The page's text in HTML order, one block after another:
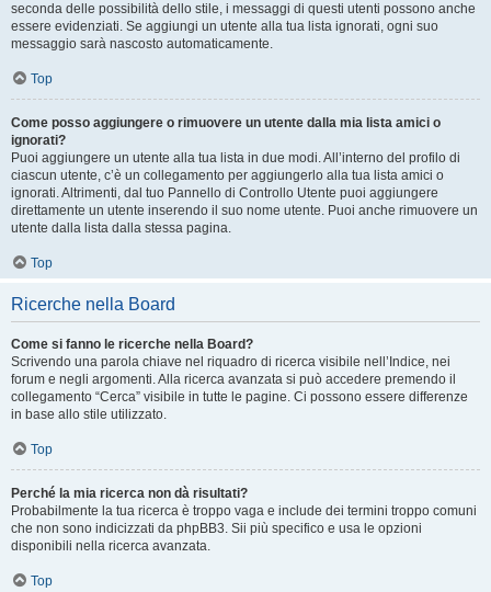
seconda delle possibilità dello stile, i messaggi di questi utenti possono anche
essere evidenziati. Se aggiungi un utente alla tua lista ignorati, ogni suo
messaggio sarà nascosto automaticamente.
Top
Come posso aggiungere o rimuovere un utente dalla mia lista amici o
ignorati?
Puoi aggiungere un utente alla tua lista in due modi. All’interno del profilo di
ciascun utente, c’è un collegamento per aggiungerlo alla tua lista amici o
ignorati. Altrimenti, dal tuo Pannello di Controllo Utente puoi aggiungere
direttamente un utente inserendo il suo nome utente. Puoi anche rimuovere un
utente dalla lista dalla stessa pagina.
Top
Ricerche nella Board
Come si fanno le ricerche nella Board?
Scrivendo una parola chiave nel riquadro di ricerca visibile nell’Indice, nei
forum e negli argomenti. Alla ricerca avanzata si può accedere premendo il
collegamento “Cerca” visibile in tutte le pagine. Ci possono essere differenze
in base allo stile utilizzato.
Top
Perché la mia ricerca non dà risultati?
Probabilmente la tua ricerca è troppo vaga e include dei termini troppo comuni
che non sono indicizzati da phpBB3. Sii più specifico e usa le opzioni
disponibili nella ricerca avanzata.
Top